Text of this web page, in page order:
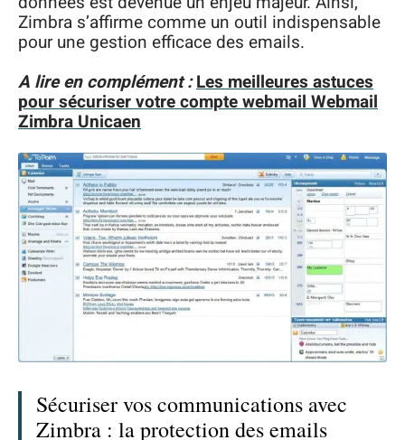
Zimbra s’affirme comme un outil indispensable
pour une gestion efficace des emails.
A lire en complément :Les meilleures astuces
pour sécuriser votre compte webmail Webmail
Zimbra Unicaen
Sécuriser vos communications avec
Zimbra : la protection des emails